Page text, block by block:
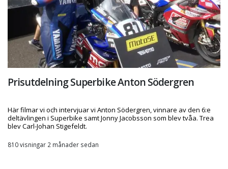
Prisutdelning Superbike Anton Södergren
Här filmar vi och intervjuar vi Anton Södergren, vinnare av den 6:e
deltävlingen i Superbike samt Jonny Jacobsson som blev tvåa. Trea
blev Carl-Johan Stigefeldt.
810 visningar 2 månader sedan